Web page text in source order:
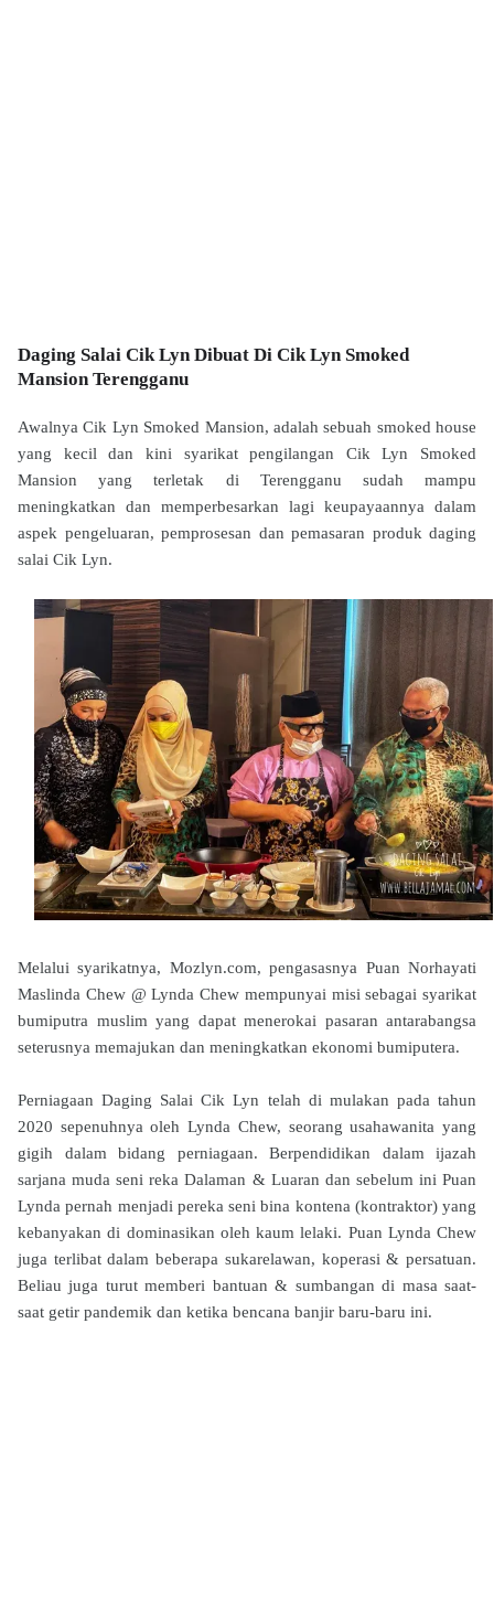
Daging Salai Cik Lyn Dibuat Di Cik Lyn Smoked
Mansion Terengganu
Awalnya Cik Lyn Smoked Mansion, adalah sebuah smoked house
yang kecil dan kini syarikat pengilangan Cik Lyn Smoked
Mansion yang terletak di Terengganu sudah mampu
meningkatkan dan memperbesarkan lagi keupayaannya dalam
aspek pengeluaran, pemprosesan dan pemasaran produk daging
salai Cik Lyn.
Melalui syarikatnya, Mozlyn.com, pengasasnya Puan Norhayati
Maslinda Chew @ Lynda Chew mempunyai misi sebagai syarikat
bumiputra muslim yang dapat menerokai pasaran antarabangsa
seterusnya memajukan dan meningkatkan ekonomi bumiputera.
Perniagaan Daging Salai Cik Lyn telah di mulakan pada tahun
2020 sepenuhnya oleh Lynda Chew, seorang usahawanita yang
gigih dalam bidang perniagaan. Berpendidikan dalam ijazah
sarjana muda seni reka Dalaman & Luaran dan sebelum ini Puan
Lynda pernah menjadi pereka seni bina kontena (kontraktor) yang
kebanyakan di dominasikan oleh kaum lelaki. Puan Lynda Chew
juga terlibat dalam beberapa sukarelawan, koperasi & persatuan.
Beliau juga turut memberi bantuan & sumbangan di masa saat-
saat getir pandemik dan ketika bencana banjir baru-baru ini.